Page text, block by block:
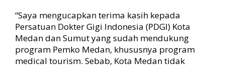
B
e
r
o
l
“Saya mengucapkan terima kasih kepada
Persatuan Dokter Gigi Indonesia (PDGI) Kota
Medan dan Sumut yang sudah mendukung
program Pemko Medan, khususnya program
medical tourism. Sebab, Kota Medan tidak